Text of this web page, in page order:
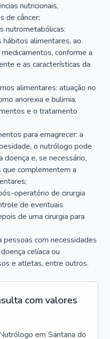
nutricionais,
de câncer;
nutrometabólicas:
alimentares, ao
conforme a
e as características da
alimentares: atuação no
anorexia e bulimia,
e o tratamento
para emagrecer: a
o nutrólogo pode
doença e, se necessário,
complementem a
operatório de cirurgia
de eventuais
de uma cirurgia para
pessoas com necessidades
celíaca ou
e atletas, entre outros.
com valores
em Santana do